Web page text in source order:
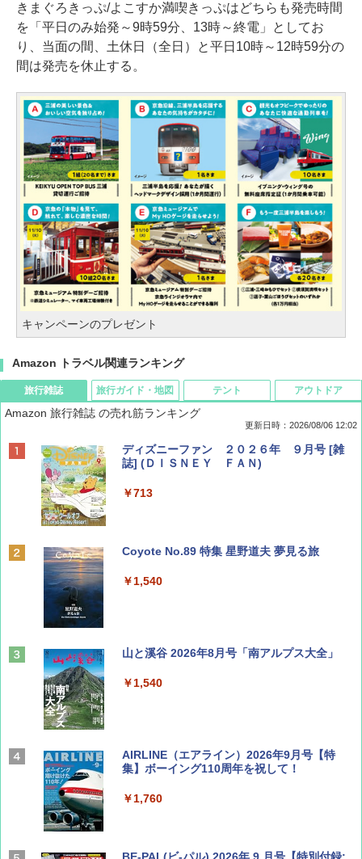
きまぐろきっぷ/よこすか満喫きっぷはどちらも発売時間
を「平日のみ始発～9時59分、13時～終電」としてお
り、当面の間、土休日（全日）と平日10時～12時59分の
間は発売を休止する。
キャンペーンのプレゼント
Amazon トラベル関連ランキング
旅行雑誌
Amazon 旅行雑誌 の売れ筋ランキング
更新日時：2026/08/06 12:02
ディズニーファン ２０２６年 ９月号 [雑
誌] (ＤＩＳＮＥＹ ＦＡＮ)
￥713
Coyote No.89 特集 星野道夫 夢見る旅
￥1,540
山と溪谷 2026年8月号「南アルプス大全」
￥1,540
AIRLINE（エアライン）2026年9月号【特
集】ボーイング110周年を祝して！
￥1,760
BE-PAL(ビ-パル) 2026年 9 月号【特別付録:
旅行ガイド・地図 テント アウトドア